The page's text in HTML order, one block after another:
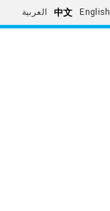
العربية 中文 English